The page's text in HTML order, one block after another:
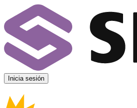
Inicia sesión